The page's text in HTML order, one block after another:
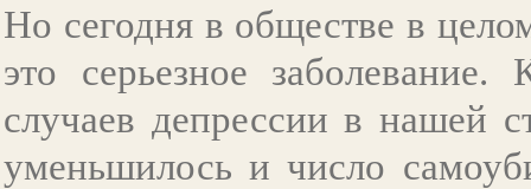
Но сегодня в обществе в
это серьезное
случаев депрессии в нашей
уменьшилось и число